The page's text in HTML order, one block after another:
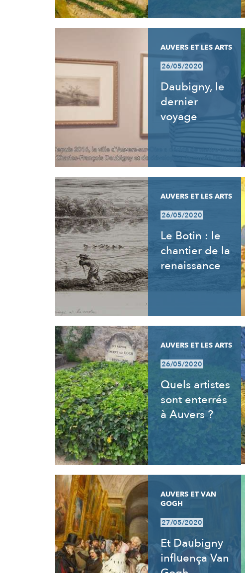
AUVERS ET LES ARTS
26/05/2020
Daubigny, le
dernier
voyage
AUVERS ET LES ARTS
26/05/2020
Le Botin : le
chantier de la
renaissance
AUVERS ET LES ARTS
26/05/2020
Quels artistes
sont enterrés
à Auvers ?
AUVERS ET VAN
GOGH
27/05/2020
Et Daubigny
influença Van